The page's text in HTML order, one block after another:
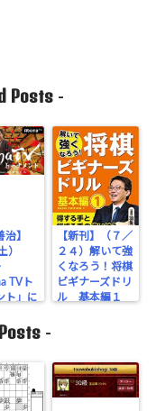
Posts-
治】
）
TVト
ト」に
【新刊】（７／
２４）解いて強
くなろう！将棋
ビギナーズドリ
ル 基本編１
-